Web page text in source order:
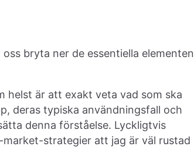
bryta ner de essentiella elementen
helst är att exakt veta vad som ska
deras typiska användningsfall och
denna förståelse. Lyckligtvis
strategier att jag är väl rustad